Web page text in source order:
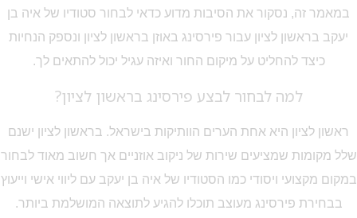
במאמר זה, נסקור את הסיבות מדוע כדאי לבחור סטודיו של איה בן
יעקב בראשון לציון עבור פירסינג באוזן בראשון לציון ונספק הנחיות
כיצד להחליט על מיקום החור ואיזה עגיל יכול להתאים לך.
למה לבחור לבצע פירסינג בראשון לציון?
ראשון לציון היא אחת הערים הוותיקות בישראל. בראשון לציון ישנם
שלל מקומות שמציעים שירות של ניקוב אוזניים אך חשוב מאוד לבחור
במקום מקצועי ויסודי כמו הסטודיו של איה בן יעקב עם ליווי אישי וייעוץ
בבחירת פירסינג מעוצב תוכלו להגיע לתוצאה המושלמת ביותר.